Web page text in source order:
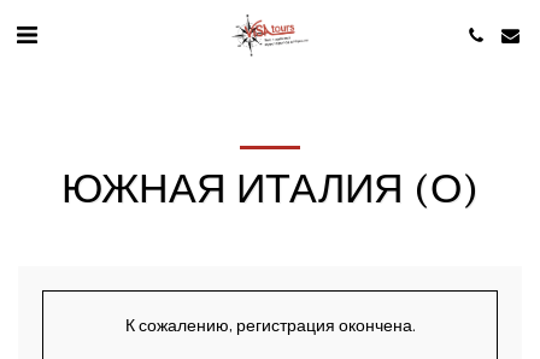
ЮЖНАЯ ИТАЛИЯ (О)
К сожалению, регистрация окончена.